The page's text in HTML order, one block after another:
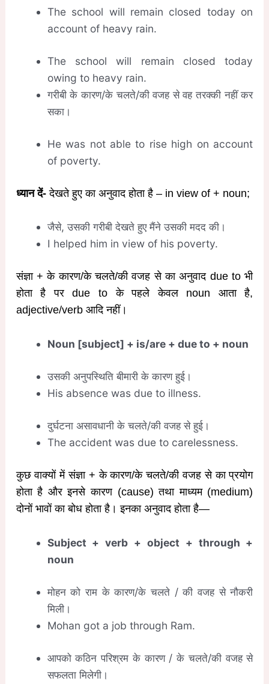
The school will remain closed today on
account of heavy rain.
The school will remain closed today
owing to heavy rain.
गरीबी के कारण/के चलते/की वजह से वह तरक्की नहीं कर
सका।
He was not able to rise high on account
of poverty.
ध्यान दें- देखते हुए का अनुवाद होता है – in view of + noun;
जैसे, उसकी गरीबी देखते हुए मैंने उसकी मदद की।
I helped him in view of his poverty.
संज्ञा + के कारण/के चलते/की वजह से का अनुवाद due to भी
होता है पर due to के पहले केवल noun आता है,
adjective/verb आदि नहीं।
Noun [subject] + is/are + due to + noun
उसकी अनुपस्थिति बीमारी के कारण हुई।
His absence was due to illness.
दुर्घटना असावधानी के चलते/की वजह से हुई।
The accident was due to carelessness.
कुछ वाक्यों में संज्ञा + के कारण/के चलते/की वजह से का प्रयोग
होता है और इनसे कारण (cause) तथा माध्यम (medium)
दोनों भावों का बोध होता है। इनका अनुवाद होता है—
Subject + verb + object + through +
noun
मोहन को राम के कारण/के चलते / की वजह से नौकरी
मिली।
Mohan got a job through Ram.
आपको कठिन परिश्रम के कारण / के चलते/की वजह से
सफलता मिलेगी।